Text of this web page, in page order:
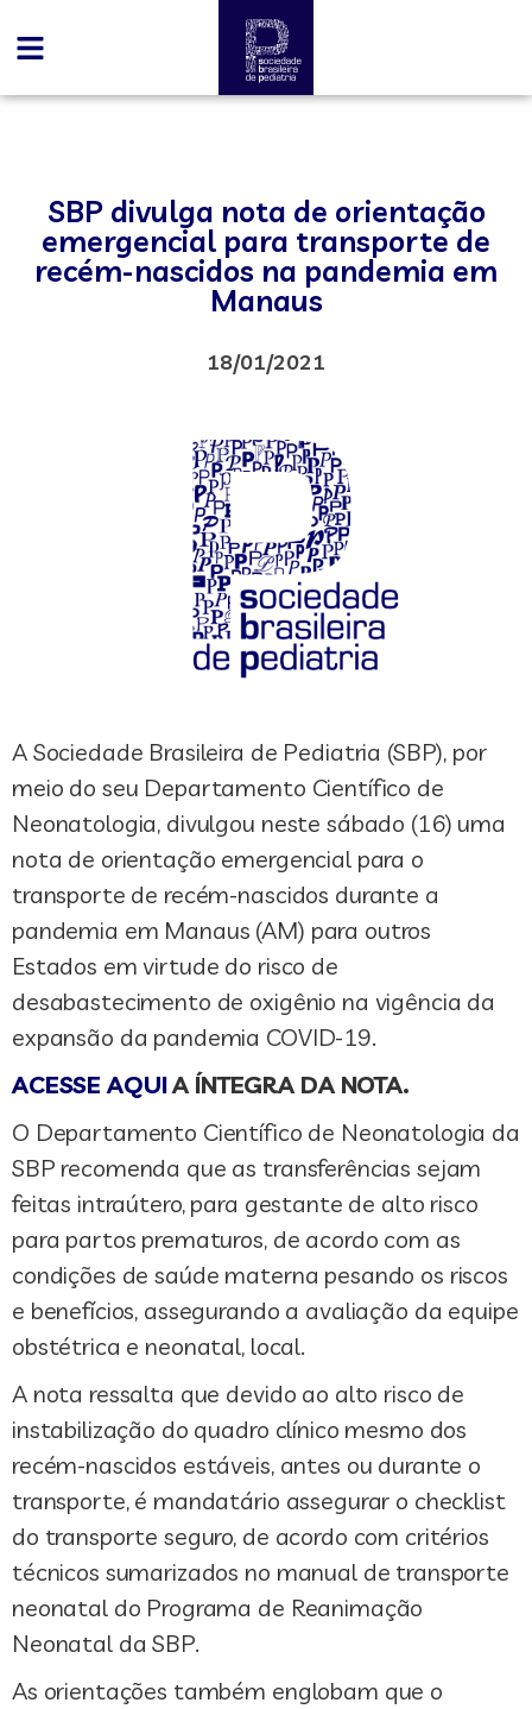
SBP divulga nota de orientação
emergencial para transporte de
recém-nascidos na pandemia em
Manaus
18/01/2021
A Sociedade Brasileira de Pediatria (SBP), por
meio do seu Departamento Científico de
Neonatologia, divulgou neste sábado (16) uma
nota de orientação emergencial para o
transporte de recém-nascidos durante a
pandemia em Manaus (AM) para outros
Estados em virtude do risco de
desabastecimento de oxigênio na vigência da
expansão da pandemia COVID-19.
ACESSE AQUIA ÍNTEGRA DA NOTA.
O Departamento Científico de Neonatologia da
SBP recomenda que as transferências sejam
feitas intraútero, para gestante de alto risco
para partos prematuros, de acordo com as
condições de saúde materna pesando os riscos
e benefícios, assegurando a avaliação da equipe
obstétrica e neonatal, local.
A nota ressalta que devido ao alto risco de
instabilização do quadro clínico mesmo dos
recém-nascidos estáveis, antes ou durante o
transporte, é mandatário assegurar o checklist
do transporte seguro, de acordo com critérios
técnicos sumarizados no manual de transporte
neonatal do Programa de Reanimação
Neonatal da SBP.
As orientações também englobam que o